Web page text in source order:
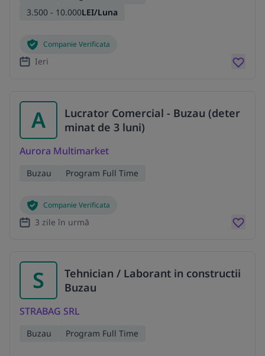
3.500 - 10.000LEI/Luna
Companie Verificata
Ieri
A
Lucrator Comercial - Buzau (deter
minat de 3 luni)
Aurora Multimarket
Buzau Program Full Time
Companie Verificata
3 zile în urmă
S
Tehnician / Laborant in constructii
Buzau
STRABAG SRL
Buzau Program Full Time